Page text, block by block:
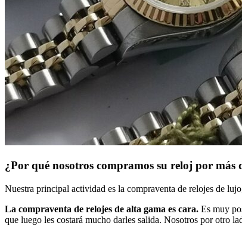
¿Por qué nosotros compramos su reloj por más
Nuestra principal actividad es la compraventa de relojes de
La compraventa de relojes de alta gama es cara. Es muy
que luego les costará mucho darles salida. Nosotros por otro